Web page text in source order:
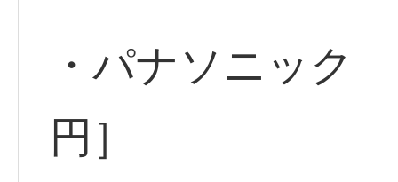
・パナソニック
円］